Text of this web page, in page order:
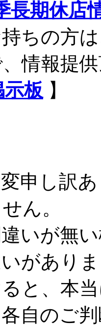
長期休店
ちの方
情報提
板 】
申し訳
ん。
いが無
があり
と、本
自のご